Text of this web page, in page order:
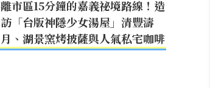
離市區15分鐘的嘉義祕境路線！造
訪「台版神隱少女湯屋」清豐濤
月、湖景窯烤披薩與人氣私宅咖啡